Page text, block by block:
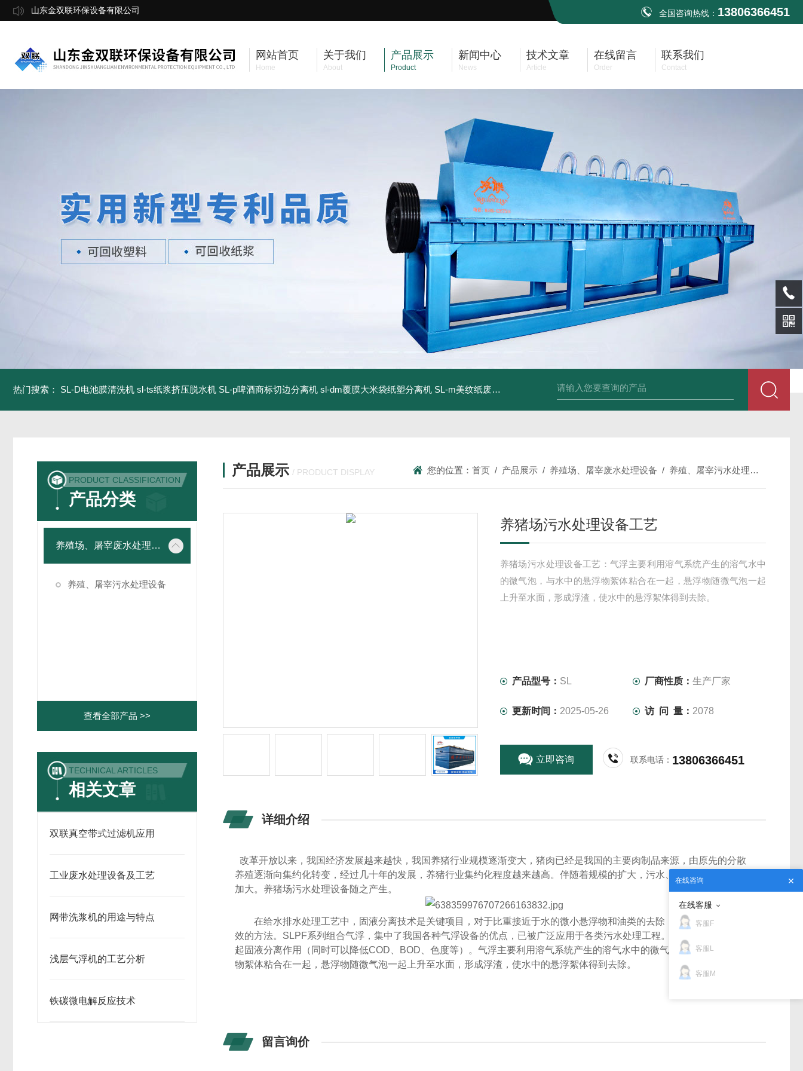
山东金双联环保设备有限公司 全国咨询热线： 13806366451
网站首页
Home
关于我们
About
产品展示
Product
新闻中心
News
技术文章
Article
在线留言
Order
联系我们
Contact
热门搜索： SL-D电池膜清洗机 sl-ts纸浆挤压脱水机 SL-p啤酒商标切边分离机 sl-dm覆膜大米袋纸塑分离机 SL-m美纹纸废料碎浆机 SL-p泡面盖纸塑分离机 sl-d镀铝膜分离清洗机 SL-wl转鼓式纸浆浓缩
PRODUCT CLASSIFICATION
产品分类
养殖场、屠宰废水处理设备
养殖、屠宰污水处理设备
查看全部产品 >>
TECHNICAL ARTICLES
相关文章
双联真空带式过滤机应用
工业废水处理设备及工艺
网带洗浆机的用途与特点
浅层气浮机的工艺分析
铁碳微电解反应技术
产品展示 / PRODUCT DISPLAY 您的位置：首页 / 产品展示 / 养殖场、屠宰废水处理设备 / 养殖、屠宰污水处理设备
养猪场污水处理设备工艺
养猪场污水处理设备工艺：气浮主要利用溶气系统产生的溶气水中
的微气泡，与水中的悬浮物絮体粘合在一起，悬浮物随微气泡一起
上升至水面，形成浮渣，使水中的悬浮絮体得到去除。
产品型号： SL 厂商性质：生产厂家
更新时间： 2025-05-26 访 问 量： 2078
立即咨询 联系电话： 13806366451
详细介绍
改革开放以来，我国经济发展越来越快，我国养猪行业规模逐渐变大，猪肉已经是我国的主要肉制品来源，由原先的分散
养殖逐渐向集约化转变，经过几十年的发展，养猪行业集约化程度越来越高。伴随着规模的扩大，污水、粪便排放量也逐年
加大。养猪场污水处理设备随之产生。
在给水排水处理工艺中，固液分离技术是关键项目，对于比重接近于水的微小悬浮物和油类的去除，气浮分离技术是有
效的方法。SLPF系列组合气浮，集中了我国各种气浮设备的优点，已被广泛应用于各类污水处理工程。
起固液分离作用（同时可以降低COD BOD 、色度等）。气浮主要利用溶气系统产生的溶气水中的微气泡，与水中的悬浮
物絮体粘合在一起，悬浮物随微气泡一起上升至水面，形成浮渣，使水中的悬浮絮体得到去除。
留言询价
在线咨询
在线客服
客服F
客服L
客服M